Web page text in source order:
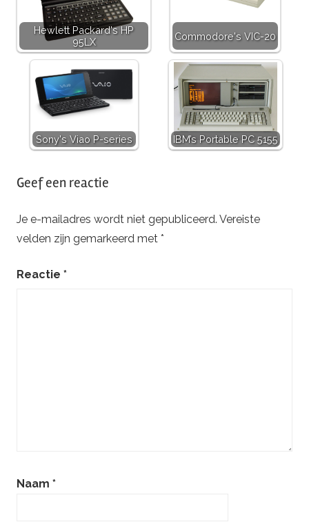
Hewlett Packard's HP
95LX
Commodore's VIC-20
Sony's Viao P-series IBM’s Portable PC 5155
Geef een reactie
Je e-mailadres wordt niet gepubliceerd. Vereiste
velden zijn gemarkeerd met *
Reactie *
Naam *